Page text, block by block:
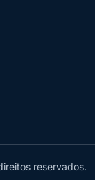
reservados.